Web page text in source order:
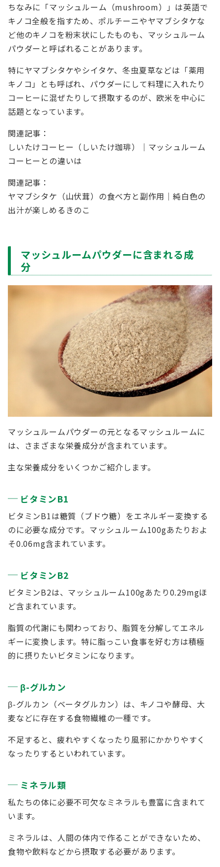
ちなみに「マッシュルーム（mushroom）」は英語で
キノコ全般を指すため、ポルチーニやヤマブシタケな
ど他のキノコを粉末状にしたものも、マッシュルーム
パウダーと呼ばれることがあります。
特にヤマブシタケやシイタケ、冬虫夏草などは「薬用
キノコ」とも呼ばれ、パウダーにして料理に入れたり
コーヒーに混ぜたりして摂取するのが、欧米を中心に
話題となっています。
関連記事：
しいたけコーヒー（しいたけ珈琲）｜マッシュルーム
コーヒーとの違いは
関連記事：
ヤマブシタケ（山伏茸）の食べ方と副作用｜純白色の
出汁が楽しめるきのこ
マッシュルームパウダーに含まれる成
分
マッシュルームパウダーの元となるマッシュルームに
は、さまざまな栄養成分が含まれています。
主な栄養成分をいくつかご紹介します。
ビタミンB1
ビタミンB1は糖質（ブドウ糖）をエネルギー変換する
のに必要な成分です。マッシュルーム100gあたりおよ
そ0.06mg含まれています。
ビタミンB2
ビタミンB2は、マッシュルーム100gあたり0.29mgほ
ど含まれています。
脂質の代謝にも関わっており、脂質を分解してエネル
ギーに変換します。特に脂っこい食事を好む方は積極
的に摂りたいビタミンになります。
β-グルカン
β-グルカン（ベータグルカン）は、キノコや酵母、大
麦などに存在する食物繊維の一種です。
不足すると、疲れやすくなったり風邪にかかりやすく
なったりするといわれています。
ミネラル類
私たちの体に必要不可欠なミネラルも豊富に含まれて
います。
ミネラルは、人間の体内で作ることができないため、
食物や飲料などから摂取する必要があります。